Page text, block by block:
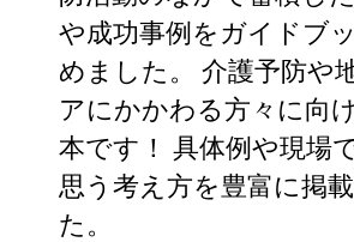
や成功事例をガイドブ
めました。 介護予防や
アにかかわる方々に向
本です！ 具体例や現場
思う考え方を豊富に掲
た。